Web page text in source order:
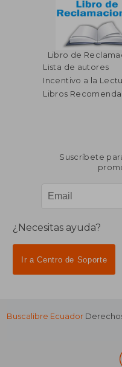
40%
dcto.
$
$
Libro de
Lista de autores
Incentivo a la
Libros
Suscríbete
¿Necesitas ayuda?
Ir a Centro de Soporte
Buscalibre Ecuador